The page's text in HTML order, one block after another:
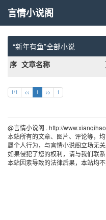
言情小说阁
“新年有鱼”全部小说
序 文章名称
1/1 << 1 >> 1
@言情小说阁 . http://
本站所有的文章、图片、评论等，
属个人行为，与言情小说阁立场无关
如果侵犯了您的权利，请与我们联
本站因素导致的法律后果，本站均不